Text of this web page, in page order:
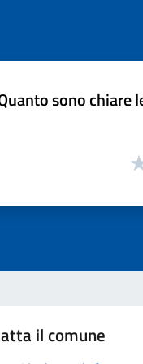
sono chiare
il comune